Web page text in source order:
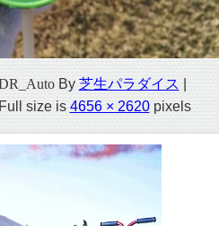
By 芝生パラダイス
size is4656 × 2620pixels